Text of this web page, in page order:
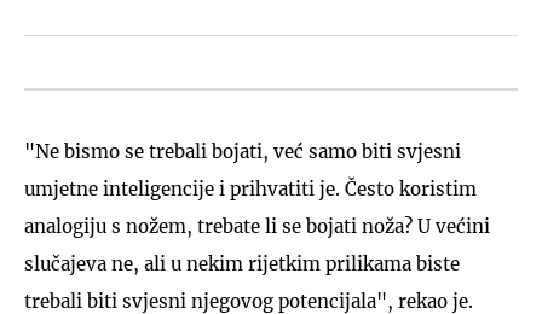
"Ne bismo se trebali bojati, već samo biti svjesni
umjetne inteligencije i prihvatiti je. Često koristim
analogiju s nožem, trebate li se bojati noža? U većini
slučajeva ne, ali u nekim rijetkim prilikama biste
trebali biti svjesni njegovog potencijala", rekao je.